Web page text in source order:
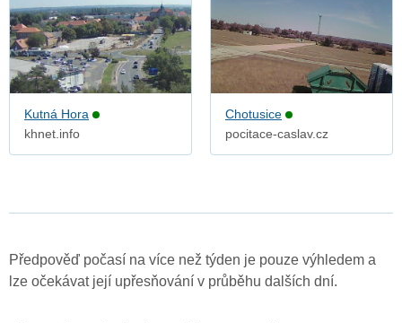
Kutná Hora
khnet.info
Chotusice
pocitace-caslav.cz
Předpověď počasí na více než týden je pouze výhledem a
lze očekávat její upřesňování v průběhu dalších dní.